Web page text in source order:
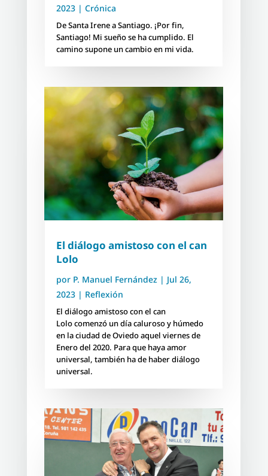
2023| Crónica
De Santa Irene a Santiago. ¡Por fin,
Santiago! Mi sueño se ha cumplido. El
camino supone un cambio en mi vida.
El diálogo amistoso con el can
Lolo
por P. Manuel Fernández | Jul 26,
2023| Reflexión
El diálogo amistoso con el can
Lolo comenzó un día caluroso y húmedo
en la ciudad de Oviedo aquel viernes de
Enero del 2020. Para que haya amor
universal, también ha de haber diálogo
universal.